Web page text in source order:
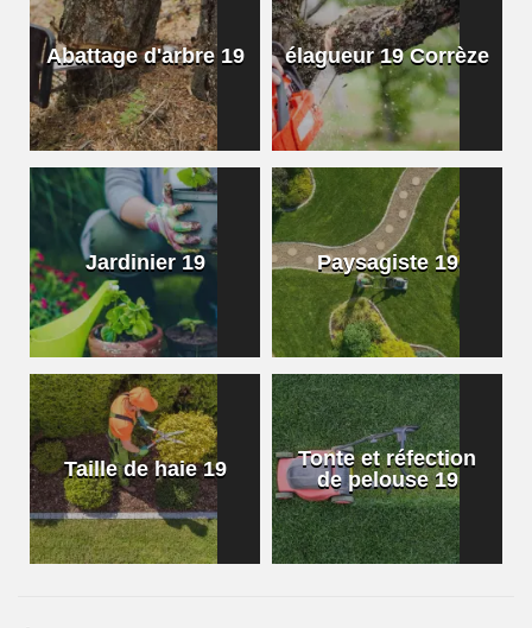
Abattage d'arbre 19 élagueur 19 Corrèze
Jardinier 19 Paysagiste 19
Taille de haie 19
Tonte et réfection
de pelouse 19